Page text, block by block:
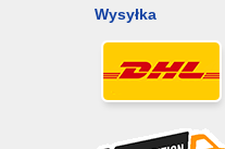
Wysyłka